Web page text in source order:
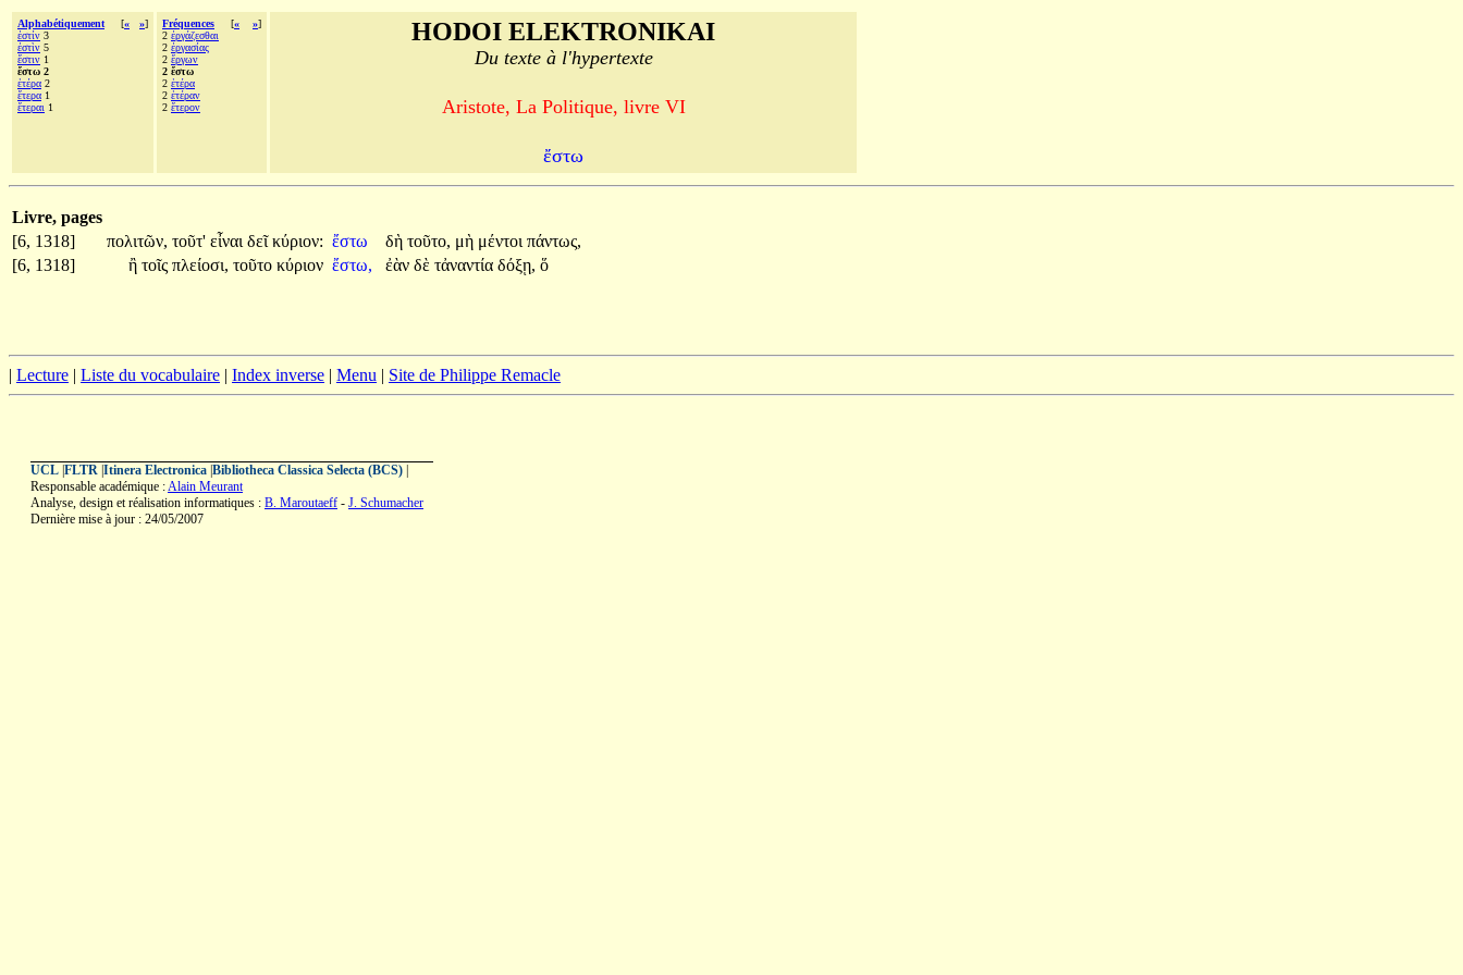
Alphabétiquement [« »]
ἐστίν 3
ἐστὶν 5
ἔστιν 1
ἔστω 2
ἑτέρα 2
ἕτερα 1
ἕτεραι 1
Fréquences [« »]
2 ἐργάζεσθαι
2 ἐργασίας
2 ἔργων
2 ἔστω
2 ἑτέρα
2 ἑτέραν
2 ἕτερον
HODOI ELEKTRONIKAI
Du texte à l'hypertexte
Aristote, La Politique, livre VI
ἔστω
Livre, pages
[6, 1318]
πολιτῶν, τοῦτ' εἶναι δεῖκύριον: ἔστω δὴ τοῦτο, μὴ μέντοι πάντως,
[6, 1318]
ἢ τοῖς πλείοσι, τοῦτο κύριον ἔστω, ἐὰν δὲ τἀναντία δόξῃ, ὅ
| Lecture | Liste du vocabulaire | Index inverse | Menu | Site de Philippe Remacle
UCL FLTR Itinera Electronica Bibliotheca Classica Selecta (BCS)
Responsable académique :Alain Meurant
Analyse, design et réalisation informatiques : B. Maroutaeff - J. Schumacher
Dernière mise à jour : 24/05/2007